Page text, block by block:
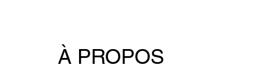
À PROPOS